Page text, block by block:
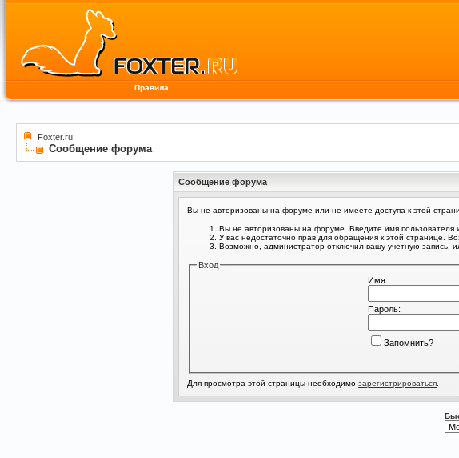
Правила
Foxter.ru
Сообщение форума
Сообщение форума
Вы не авторизованы на форуме или не имеете доступа к этой
Вы не авторизованы на форуме. Введите имя пользователя
У вас недостаточно прав для обращения к этой странице.
Возможно, администратор отключил вашу учетную запись,
Вход
Имя:
Пароль:
Запомнить?
Для просмотра этой страницы необходимо зарегистрироваться